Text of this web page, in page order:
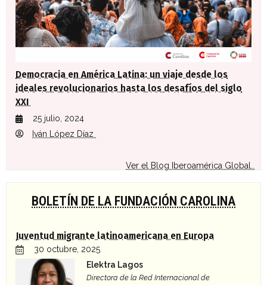
Democracia en América Latina: un viaje desde los
ideales revolucionarios hasta los desafíos del siglo
XXI
25 julio, 2024
Iván López Díaz
Ver el Blog Iberoamérica Global..
BOLETÍN DE LA FUNDACIÓN CAROLINA
Juventud migrante latinoamericana en Europa
30 octubre, 2025
Elektra Lagos
Directora de la Red Internacional de